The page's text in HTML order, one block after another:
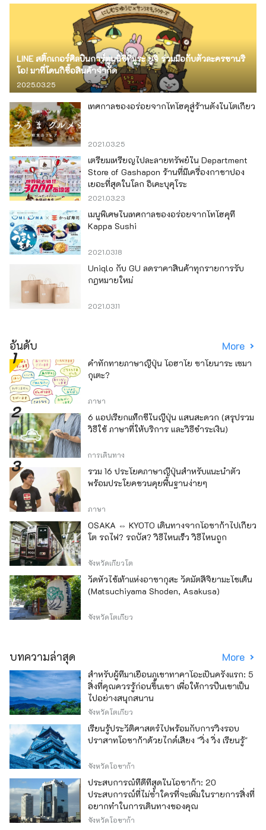
LINE สติ๊กเกอร์ศิลปินการ์ตูนนิชิทีมูระ ยูจิ ร่วมมือกับตัวละครซานริ
โอ! มาที่โดนกิซื้อสินค้าจำกัด
2025.03.25
เทศกาลของอร่อยจากโทโฮคุสู่ร้านดังในโตเกียว
2021.03.25
เตรียมเหรียญไปละลายทรัพย์ใน Department
Store of Gashapon ร้านที่มีเครื่องกาชาปอง
เยอะที่สุดในโลก อิเคะบุคุโระ
2021.03.23
เมนูพิเศษในเทศกาลของอร่อยจากโทโฮคุที่
Kappa Sushi
2021.03.18
Uniqlo กับ GU ลดราคาสินค้าทุกรายการรับ
กฎหมายใหม่
2021.03.11
อันดับ More
คำทักทายภาษาญี่ปุ่น โอฮาโย ซาโยนาระ เซมา
กุเตะ?
ภาษา
6 แอปเรียกแท็กซี่ในญี่ปุ่น แสนสะดวก (สรุปรวม
วิธีใช้ ภาษาที่ให้บริการ และวิธีชำระเงิน)
การเดินทาง
รวม 16 ประโยคภาษาญี่ปุ่นสำหรับแนะนำตัว
พร้อมประโยคชวนคุยพื้นฐานง่ายๆ
ภาษา
OSAKA ⇔ KYOTO เดินทางจากโอซาก้าไปเกียว
โต รถไฟ? รถบัส? วิธีไหนเร็ว วิธีไหนถูก
จังหวัดเกียวโต
วัดหัวไช้เท้าแห่งอาซากุสะ วัดมัตสึจิยามะโชเด็น
(Matsuchiyama Shoden, Asakusa)
จังหวัดโตเกียว
บทความล่าสุด More
สำหรับผู้ที่มาเยือนภูเขาทาคาโอะเป็นครั้งแรก: 5
สิ่งที่คุณควรรู้ก่อนขึ้นเขา เพื่อให้การปีนเขาเป็น
ไปอย่างสนุกสนาน
จังหวัดโตเกียว
เรียนรู้ประวัติศาสตร์ไปพร้อมกับการวิ่งรอบ
ปราสาทโอซาก้าด้วยไกด์เสียง "วิ่ง วิ่ง เรียนรู้"
จังหวัดโอซาก้า
ประสบการณ์ที่ดีที่สุดในโอซาก้า: 20
ประสบการณ์ที่ไม่ซ้ำใครที่จะเพิ่มในรายการสิ่งที่
อยากทำในการเดินทางของคุณ
จังหวัดโอซาก้า